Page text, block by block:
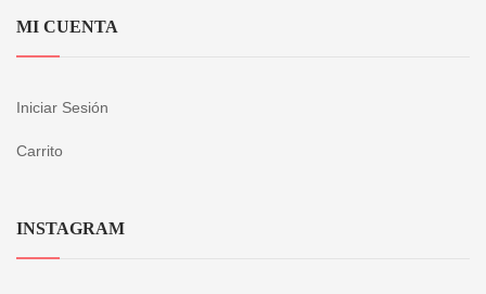
MI CUENTA
Iniciar Sesión
Carrito
INSTAGRAM